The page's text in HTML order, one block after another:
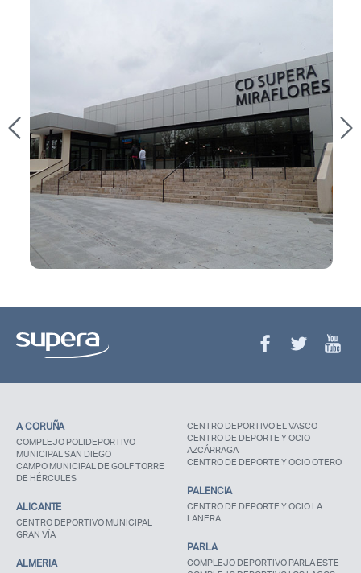
A CORUÑA
COMPLEJO POLIDEPORTIVO
MUNICIPAL SAN DIEGO
CAMPO MUNICIPAL DE GOLF TORRE
DE HÉRCULES
ALICANTE
CENTRO DEPORTIVO MUNICIPAL
GRAN VÍA
ALMERIA
CENTRO DEPORTIVO EL VASCO
CENTRO DE DEPORTE Y OCIO
AZCÁRRAGA
CENTRO DE DEPORTE Y OCIO OTERO
PALENCIA
CENTRO DE DEPORTE Y OCIO LA
LANERA
PARLA
COMPLEJO DEPORTIVO PARLA ESTE